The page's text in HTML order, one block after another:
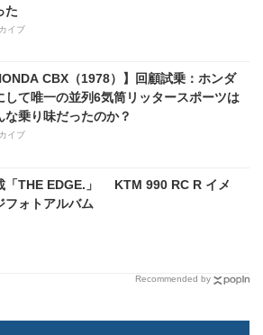
た
イブ
CBX（1978）】回顧試乗：ホンダ
して唯一の並列6気筒リッタースポーツは
な乗り味だったのか？
イブ
「THE EDGE.」 KTM 990 RC R イメ
フォトアルバム
Recommended by